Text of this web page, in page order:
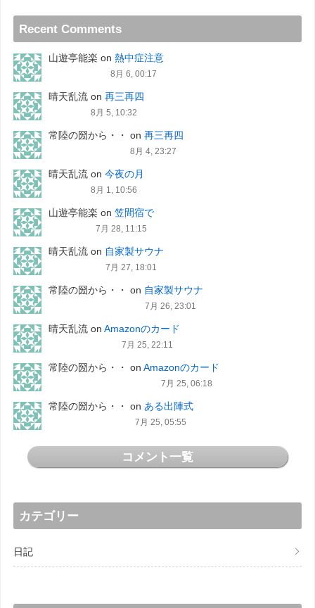
Recent Comments
山遊亭能楽 on 熱中症注意
8月 6, 00:17
晴天乱流on 再三再四
8月 5, 10:32
常陸の圀から・・ on 再三再四
8月 4, 23:27
晴天乱流on 今夜の月
8月 1, 10:56
山遊亭能楽 on 笠間宿で
7月 28, 11:15
晴天乱流on 自家製サウナ
7月 27, 18:01
常陸の圀から・・ on 自家製サウナ
7月 26, 23:01
晴天乱流on Amazonのカード
7月 25, 22:11
常陸の圀から・・ on Amazonのカード
7月 25, 06:18
常陸の圀から・・ on ある出陣式
7月 25, 05:55
コメント一覧
カテゴリー
日記